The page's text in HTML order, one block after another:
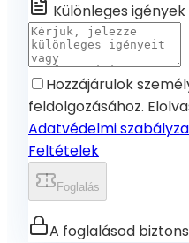
Különleges igények
Hozzájárulok
feldolgozásához.
Adatvédelmi
Feltételek
Foglalás
A foglalásod